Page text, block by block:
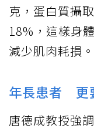
克，蛋白質攝
18%，這樣身
減少肌肉耗損。
年長患者 更
唐德成教授強